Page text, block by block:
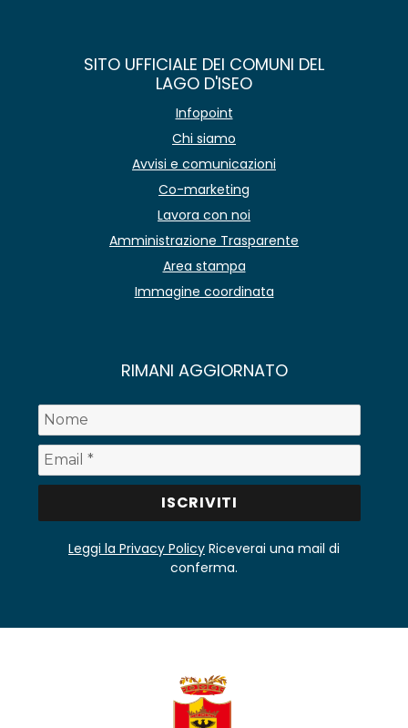
SITO UFFICIALE DEI COMUNI DEL
LAGO D'ISEO
Infopoint
Chi siamo
Avvisi e comunicazioni
Co-marketing
Lavora con noi
Amministrazione Trasparente
Area stampa
Immagine coordinata
RIMANI AGGIORNATO
Leggi la Privacy Policy Riceverai una mail di
conferma.